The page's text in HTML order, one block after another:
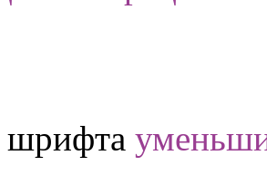
шрифта